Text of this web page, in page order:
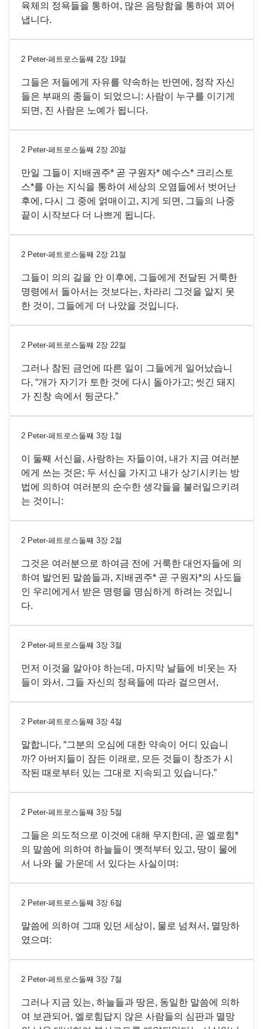
육체의 정욕들을 통하여, 많은 음탕함을 통하여 꾀어
냅니다.
2 Peter-페트로스둘째 2장 19절
그들은 저들에게 자유를 약속하는 반면에, 정작 자신
들은 부패의 종들이 되었으니: 사람이 누구를 이기게
되면, 진 사람은 노예가 됩니다.
2 Peter-페트로스둘째 2장 20절
만일 그들이 지배권주* 곧 구원자* 예수스* 크리스토
스*를 아는 지식을 통하여 세상의 오염들에서 벗어난
후에, 다시 그 중에 얽매이고, 지게 되면, 그들의 나중
끝이 시작보다 더 나쁘게 됩니다.
2 Peter-페트로스둘째 2장 21절
그들이 의의 길을 안 이후에, 그들에게 전달된 거룩한
명령에서 돌아서는 것보다는, 차라리 그것을 알지 못
한 것이, 그들에게 더 나았을 것입니다.
2 Peter-페트로스둘째 2장 22절
그러나 참된 금언에 따른 일이 그들에게 일어났습니
다, “개가 자기가 토한 것에 다시 돌아가고; 씻긴 돼지
가 진창 속에서 뒹군다.”
2 Peter-페트로스둘째 3장 1절
이 둘째 서신을, 사랑하는 자들이여, 내가 지금 여러분
에게 쓰는 것은; 두 서신을 가지고 내가 상기시키는 방
법에 의하여 여러분의 순수한 생각들을 불러일으키려
는 것이니:
2 Peter-페트로스둘째 3장 2절
그것은 여러분으로 하여금 전에 거룩한 대언자들에 의
하여 발언된 말씀들과, 지배권주* 곧 구원자*의 사도들
인 우리에게서 받은 명령을 명심하게 하려는 것입니
다.
2 Peter-페트로스둘째 3장 3절
먼저 이것을 알아야 하는데, 마지막 날들에 비웃는 자
들이 와서, 그들 자신의 정욕들에 따라 걸으면서,
2 Peter-페트로스둘째 3장 4절
말합니다, “그분의 오심에 대한 약속이 어디 있습니
까? 아버지들이 잠든 이래로, 모든 것들이 창조가 시
작된 때로부터 있는 그대로 지속되고 있습니다.”
2 Peter-페트로스둘째 3장 5절
그들은 의도적으로 이것에 대해 무지한데, 곧 엘로힘*
의 말씀에 의하여 하늘들이 옛적부터 있고, 땅이 물에
서 나와 물 가운데 서 있다는 사실이며:
2 Peter-페트로스둘째 3장 6절
말씀에 의하여 그때 있던 세상이, 물로 넘쳐서, 멸망하
였으며:
2 Peter-페트로스둘째 3장 7절
그러나 지금 있는, 하늘들과 땅은, 동일한 말씀에 의하
여 보관되어, 엘로힘답지 않은 사람들의 심판과 멸망